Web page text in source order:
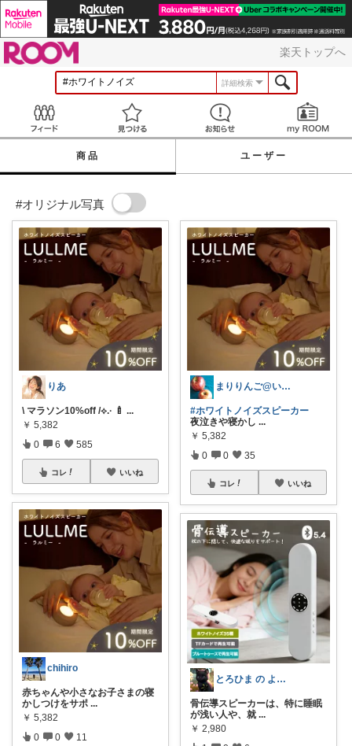
楽天トップへ
詳細検索
見つける お知らせ
商品 ユーザー
#オリジナル写真
りあ
\ マラソン10%off /⟡.· 🍼 ...
￥ 5,382
0 6 585
コレ いいね
chihiro
赤ちゃんや小さなお子さまの寝
かしつけをサポ ...
￥ 5,382
0 0 11
まりりんご@いつも感謝です🍎
#ホワイトノイズスピーカー
夜泣きや寝かし ...
￥ 5,382
0 0 35
コレ いいね
とろひま の よろず屋～お得な商品たち～
骨伝導スピーカーは、特に睡眠
が浅い人や、就 ...
￥ 2,980